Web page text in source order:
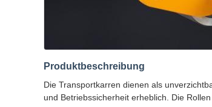
Produktbeschreibung
Die Transportkarren dienen als
und Betriebssicherheit erheblich. Die